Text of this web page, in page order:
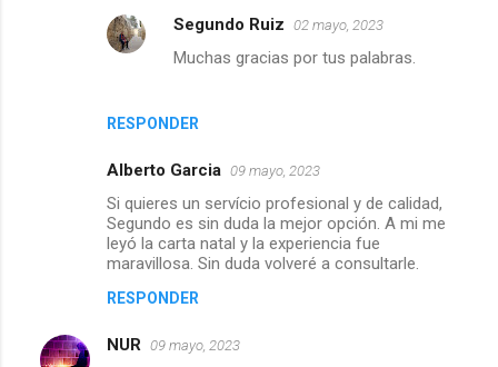
RESPONDER
Segundo Ruiz 02 mayo, 2023
Muchas gracias por tus palabras.
Alberto Garcia 09 mayo, 2023
Si quieres un servício profesional y de calidad,
Segundo es sin duda la mejor opción. A mi me
leyó la carta natal y la experiencia fue
maravillosa. Sin duda volveré a consultarle.
RESPONDER
NUR 09 mayo, 2023